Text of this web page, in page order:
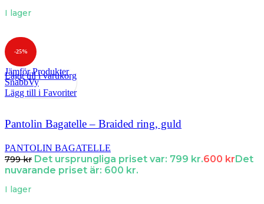
I lager
-25%
Jämför Produkter
SnabbVy
Lägg till i Favoriter
Lägg till i varukorg
Pantolin Bagatelle – Braided ring, guld
PANTOLIN BAGATELLE
799kr Det ursprungliga priset var: 799 kr.600 krDet
nuvarande priset är: 600 kr.
I lager